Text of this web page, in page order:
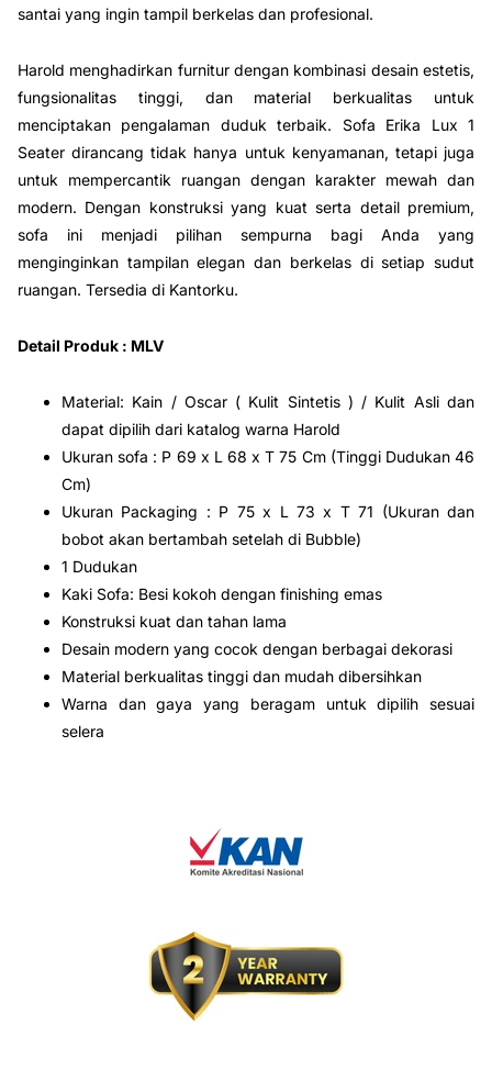
santai yang ingin tampil berkelas dan profesional.
Harold menghadirkan furnitur dengan kombinasi desain estetis,
fungsionalitas tinggi, dan material berkualitas untuk
menciptakan pengalaman duduk terbaik. Sofa Erika Lux 1
Seater dirancang tidak hanya untuk kenyamanan, tetapi juga
untuk mempercantik ruangan dengan karakter mewah dan
modern. Dengan konstruksi yang kuat serta detail premium,
sofa ini menjadi pilihan sempurna bagi Anda yang
menginginkan tampilan elegan dan berkelas di setiap sudut
ruangan. Tersedia di Kantorku.
Detail Produk : MLV
Material: Kain / Oscar ( Kulit Sintetis ) / Kulit Asli dan
dapat dipilih dari katalog warna Harold
Ukuran sofa : P 69 x L 68 x T 75 Cm (Tinggi Dudukan 46
Cm)
Ukuran Packaging : P 75 x L 73 x T 71 (Ukuran dan
bobot akan bertambah setelah di Bubble)
1 Dudukan
Kaki Sofa: Besi kokoh dengan finishing emas
Konstruksi kuat dan tahan lama
Desain modern yang cocok dengan berbagai dekorasi
Material berkualitas tinggi dan mudah dibersihkan
Warna dan gaya yang beragam untuk dipilih sesuai
selera